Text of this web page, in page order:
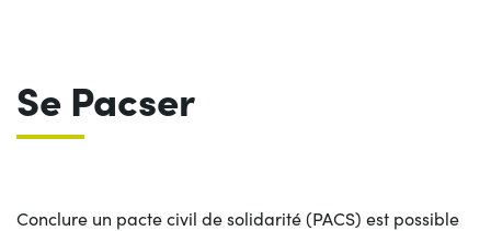
Contactez-nous
Se Pacser
Conclure un pacte civil de solidarité (PACS) est possible